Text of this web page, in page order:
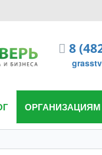
8
ОРГАНИЗАЦИЯМ